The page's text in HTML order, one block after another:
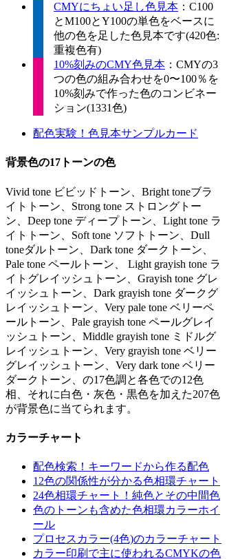
CMYにちょい足し色見本 ：C100
とM100とY100の単色をベースに
他の色を足した色見本です(420色:
重複色有)
10%刻みのCMY色見本 ：CMYの3
つの色の組み合わせを0〜100％を
10%刻みで作った色のコンビネー
ション(1331色)
配色実験！色見本サンプルカード
背景色の17トーンの色
Vivid tone ビビッドトーン、Bright toneブラ
イトトーン、Strong tone ストロングトー
ン、Deep tone ディープトーン、Light tone ラ
イトトーン、Soft tone ソフトトーン、Dull
toneダルトーン、Dark tone ダークトーン、
Pale tone ペールトーン、 Light grayish tone ラ
イトグレイッシュトーン、Grayish tone グレ
イッシュトーン、Dark grayish tone ダークグ
レイッシュトーン、Very pale tone ベリーペ
ールトーン、Pale grayish tone ペールグレイ
ッシュトーン、Middle grayish tone ミドルグ
レイッシュトーン、Very grayish tone ベリー
グレイッシュトーン、Very dark tone ベリー
ダークトーン、の17色調と各色での12色
相、それに白色・灰色・黒色を加えた207色
が背景色に当てられます。
カラーチャート
配色検索！キーワードから作る配色
12色の関係性が分かる色相環チャート
24色相環チャート！純色とその中間色
色のトーンも含めた色相環カラーホイ
ール
プロセスカラー(4色)のカラーチャート
カラー印刷で主に使われるCMYKの色